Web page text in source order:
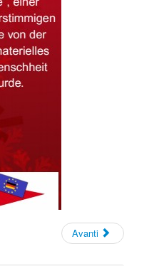
Avanti